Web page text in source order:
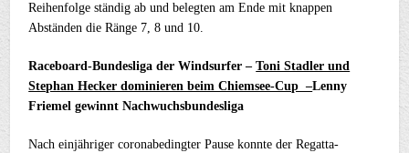
Reihenfolge ständig ab und belegten am Ende mit knappen
Abständen die Ränge 7, 8 und 10.
Raceboard-Bundesliga der Windsurfer –Toni Stadler und
Stephan Hecker dominieren beim Chiemsee-Cup –Lenny
Friemel gewinnt Nachwuchsbundesliga
Nach einjähriger coronabedingter Pause konnte der Regatta-